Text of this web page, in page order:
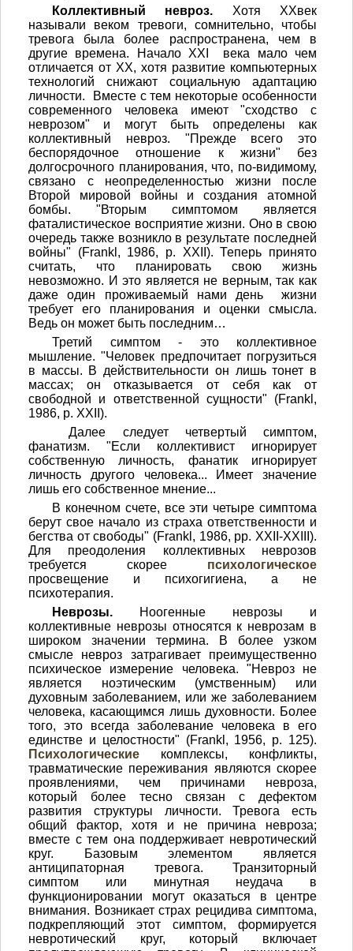
Коллективный невроз. Хотя XXвек
называли веком тревоги, сомнительно, чтобы
тревога была более распространена, чем в
другие времена. Начало XXI века мало чем
отличается от XX, хотя развитие компьютерных
технологий снижают социальную адаптацию
личности. Вместе с тем некоторые особенности
современного человека имеют "сходство с
неврозом" и могут быть определены как
коллективный невроз. "Прежде всего это
беспорядочное отношение к жизни" без
долгосрочного планирования, что, по-видимому,
связано с неопределенностью жизни после
Второй мировой войны и создания атомной
бомбы. "Вторым симптомом является
фаталистическое восприятие жизни. Оно в свою
очередь также возникло в результате последней
войны" (Frankl, 1986, p. XXII). Теперь принято
считать, что планировать свою жизнь
невозможно. И это является не верным, так как
даже один проживаемый нами день жизни
требует его планирования и оценки смысла.
Ведь он может быть последним…
Третий симптом - это коллективное
мышление. "Человек предпочитает погрузиться
в массы. В действительности он лишь тонет в
массах; он отказывается от себя как от
свободной и ответственной сущности" (Frankl,
1986, p. XXII).
Далее следует четвертый симптом,
фанатизм. "Если коллективист игнорирует
собственную личность, фанатик игнорирует
личность другого человека... Имеет значение
лишь его собственное мнение...
В конечном счете, все эти четыре симптома
берут свое начало из страха ответственности и
бегства от свободы" (Frankl, 1986, pp. XXII-XXIII).
Для преодоления коллективных неврозов
требуется скорее психологическое
просвещение и психогигиена, а не
психотерапия.
Неврозы.
Ноогенные неврозы и
коллективные неврозы относятся к неврозам в
широком значении термина. В более узком
смысле невроз затрагивает преимущественно
психическое измерение человека. "Невроз не
является ноэтическим (умственным) или
духовным заболеванием, или же заболеванием
человека, касающимся лишь духовности. Более
того, это всегда заболевание человека в его
единстве и целостности" (Frankl, 1956, р. 125).
Психологические комплексы, конфликты,
травматические переживания являются скорее
проявлениями, чем причинами невроза,
который более тесно связан с дефектом
развития структуры личности. Тревога есть
общий фактор, хотя и не причина невроза;
вместе с тем она поддерживает невротический
круг. Базовым элементом является
антиципаторная тревога. Транзиторный
симптом или минутная неудача в
функционировании могут оказаться в центре
внимания. Возникает страх рецидива симптома,
подкрепляющий этот симптом, формируется
невротический круг, который включает